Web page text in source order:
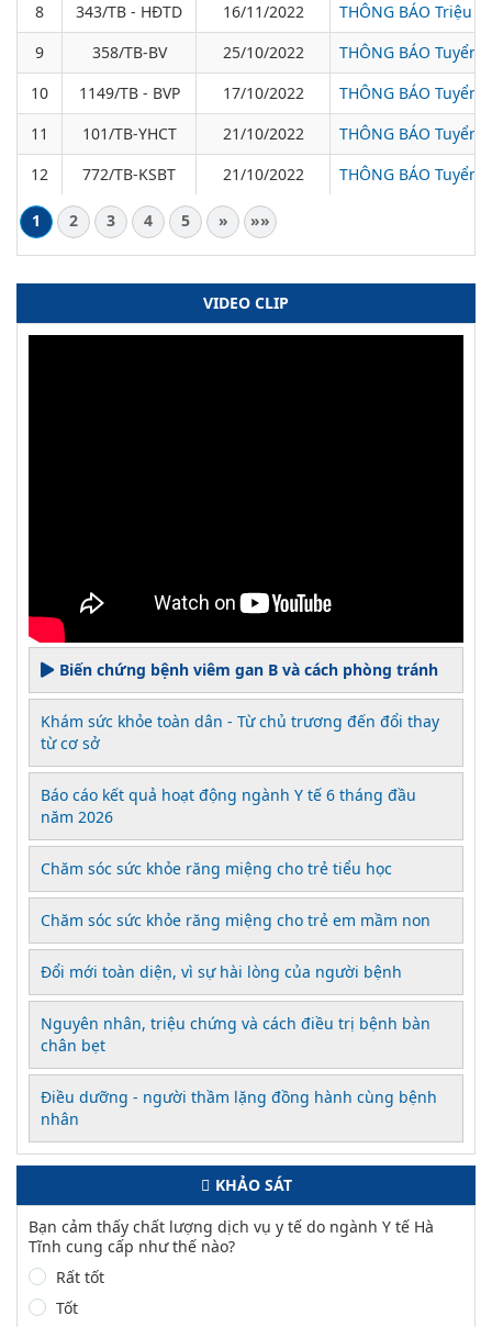
8 343/TB - HĐTD 16/11/2022
THÔNG BÁO Triệu
9
358/TB-BV 25/10/2022
THÔNG BÁO Tuyển
10
1149/TB - BVP 17/10/2022
THÔNG BÁO Tuyển
11
101/TB-YHCT 21/10/2022
THÔNG BÁO Tuyển
12
772/TB-KSBT 21/10/2022 THÔNG BÁO Tuyển
1 2 3 4 5 » »»
VIDEO CLIP
Biến chứng bệnh viêm gan B và cách phòng tránh
Khám sức khỏe toàn dân - Từ chủ trương đến đổi thay
từ cơ sở
Báo cáo kết quả hoạt động ngành Y tế 6 tháng đầu
năm 2026
Chăm sóc sức khỏe răng miệng cho trẻ tiểu học
Chăm sóc sức khỏe răng miệng cho trẻ em mầm non
Đổi mới toàn diện, vì sự hài lòng của người bệnh
Nguyên nhân, triệu chứng và cách điều trị bệnh bàn
chân bẹt
Điều dưỡng - người thầm lặng đồng hành cùng bệnh
nhân
KHẢO SÁT
Bạn cảm thấy chất lượng dịch vụ y tế do ngành Y tế Hà
Tĩnh cung cấp như thế nào?
Rất tốt
Tốt